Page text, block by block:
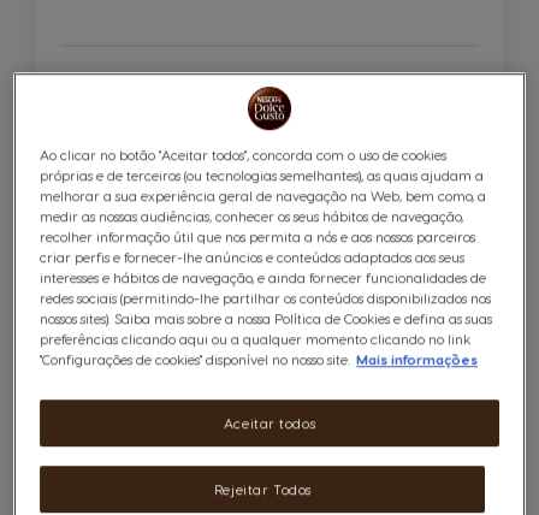
SEM STOCK
Notificar-Me
Pack Taste the Future Máquina NEO
Branco + Acessórios Grátis
Ao clicar no botão "Aceitar todos", concorda com o uso de cookies
próprias e de terceiros (ou tecnologias semelhantes), as quais ajudam a
melhorar a sua experiência geral de navegação na Web, bem como, a
medir as nossas audiências, conhecer os seus hábitos de navegação,
recolher informação útil que nos permita a nós e aos nossos parceiros
criar perfis e fornecer-lhe anúncios e conteúdos adaptados aos seus
interesses e hábitos de navegação, e ainda fornecer funcionalidades de
redes sociais (permitindo-lhe partilhar os conteúdos disponibilizados nos
nossos sites). Saiba mais sobre a nossa Política de Cookies e defina as suas
preferências clicando aqui ou a qualquer momento clicando no link
"Configurações de cookies" disponível no nosso site. Mais informações
Rejeitar Todos
Aceitar todos